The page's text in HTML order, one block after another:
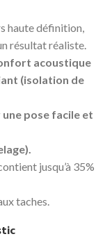
haute définition,
résultat réaliste.
acoustique
(isolation de
pose facile et
jusqu’à 35%
taches.